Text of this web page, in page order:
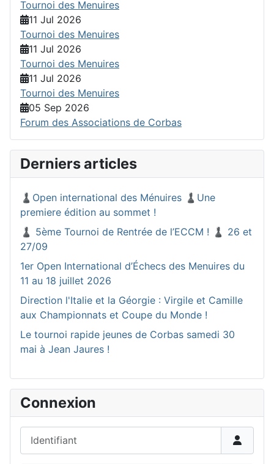
Tournoi des Menuires
11 Jul 2026
Tournoi des Menuires
11 Jul 2026
Tournoi des Menuires
11 Jul 2026
Tournoi des Menuires
05 Sep 2026
Forum des Associations de Corbas
Derniers articles
♟️Open international des Ménuires ♟️Une
premiere édition au sommet !
♟️ 5ème Tournoi de Rentrée de l’ECCM ! ♟️ 26 et
27/09
1er Open International d’Échecs des Menuires du
11 au 18 juillet 2026
Direction l'Italie et la Géorgie : Virgile et Camille
aux Championnats et Coupe du Monde !
Le tournoi rapide jeunes de Corbas samedi 30
mai à Jean Jaures !
Connexion